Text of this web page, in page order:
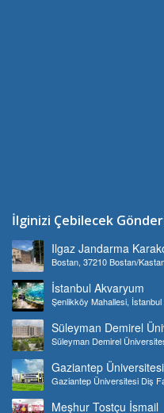
İlginizi Çebilecek
Ilgaz Jandarma
Bostan, 37210 Bostan/
İstanbul Akvaryum
Şenlikköy Mahallesi,
Süleyman Demirel
Süleyman Demirel
Gaziantep
Gaziantep Üniversitesi Diş
Meşhur Tostçu İsmail